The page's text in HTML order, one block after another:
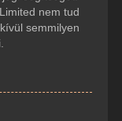
nem tud
semmilyen